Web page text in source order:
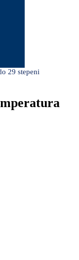
29 stepeni